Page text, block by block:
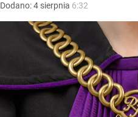
Dodano:4 sierpnia 6:32